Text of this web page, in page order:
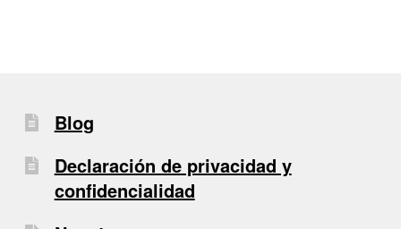
Blog
Declaración de privacidad y
confidencialidad